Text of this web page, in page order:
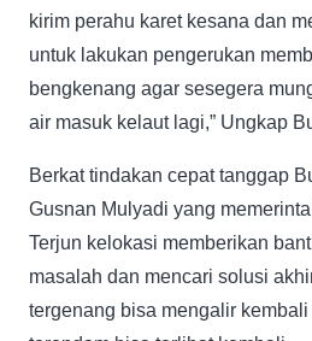
kirim perahu karet kesana dan
untuk lakukan pengerukan
bengkenang agar sesegera
air masuk kelaut lagi,” Ungkap
Berkat tindakan cepat tanggap
Gusnan Mulyadi yang
Terjun kelokasi memberikan
masalah dan mencari solusi
tergenang bisa mengalir